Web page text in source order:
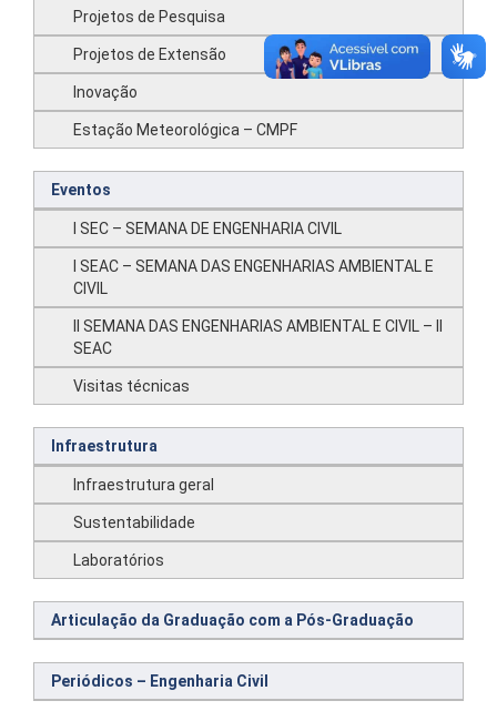
Projetos de Pesquisa
Projetos de Extensão
Inovação
Estação Meteorológica – CMPF
Eventos
I SEC – SEMANA DE ENGENHARIA CIVIL
I SEAC – SEMANA DAS ENGENHARIAS AMBIENTAL E
CIVIL
II SEMANA DAS ENGENHARIAS AMBIENTAL E CIVIL – II
SEAC
Visitas técnicas
Infraestrutura
Infraestrutura geral
Sustentabilidade
Laboratórios
Articulação da Graduação com a Pós-Graduação
Periódicos – Engenharia Civil